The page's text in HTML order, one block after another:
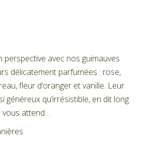
perspective avec nos guimauves
délicatement parfumées : rose,
fleur d’oranger et vanille. Leur
généreux qu’irrésistible, en dit long
vous attend…